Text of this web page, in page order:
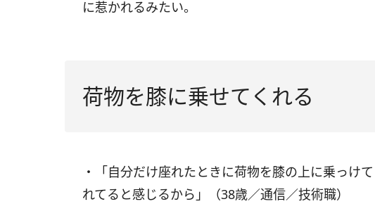
に惹かれるみたい。
荷物を膝に乗せてくれる
・「自分だけ座れたときに荷物を膝の上に乗っけ
れてると感じるから」（38歳／通信／技術職）